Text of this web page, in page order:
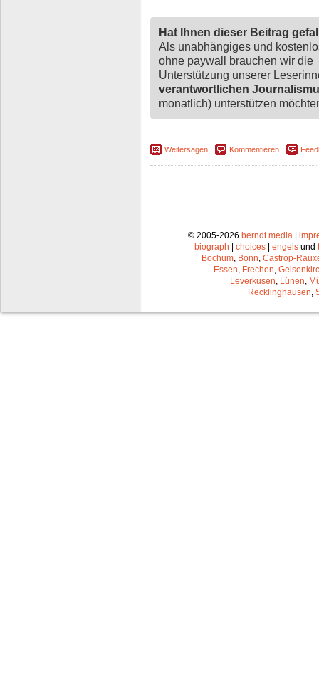
Hat Ihnen dieser Beitrag
Als unabhängiges und
ohne paywall brauchen wir die
Unterstützung unserer
verantwortlichen
monatlich) unterstützen
Weitersagen Kommentieren
© 2005-2026 berndt media|
biograph
choices engels und
Bochum, Bonn, Castrop-
Essen, Frechen,
Leverkusen, Lünen,
Recklinghausen,